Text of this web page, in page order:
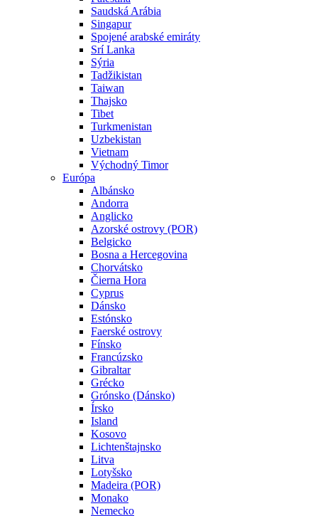
Saudská Arábia
Singapur
Spojené arabské emiráty
Srí Lanka
Sýria
Tadžikistan
Taiwan
Thajsko
Tibet
Turkmenistan
Uzbekistan
Vietnam
Východný Timor
Európa
Albánsko
Andorra
Anglicko
Azorské ostrovy (POR)
Belgicko
Bosna a Hercegovina
Chorvátsko
Čierna Hora
Cyprus
Dánsko
Estónsko
Faerské ostrovy
Fínsko
Francúzsko
Gibraltar
Grécko
Grónsko (Dánsko)
Írsko
Island
Kosovo
Lichtenštajnsko
Litva
Lotyšsko
Madeira (POR)
Monako
Nemecko